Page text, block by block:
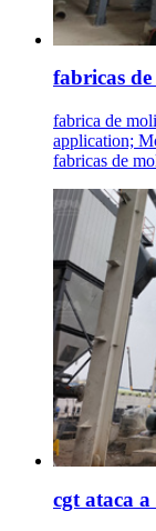
fabricas
fabrica de
application;
fabricas de
cgt ataca